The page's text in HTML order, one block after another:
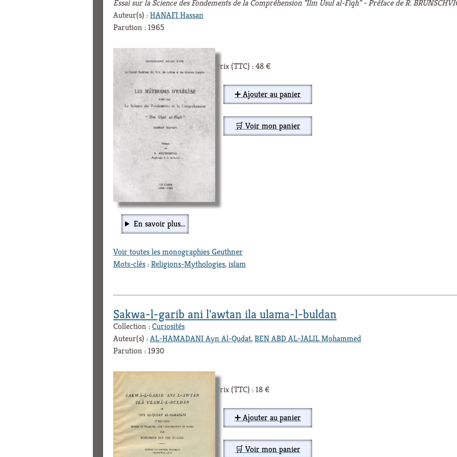
Essai sur la Science des Fondements de la Compréhension "Ilm Usul al-Fiqh" - Préface de R.
Auteur(s) :HANAFI Hassan
Parution : 1965
Prix (TTC) : 48 €
➕ Ajouter au panier
🛒 Voir mon panier
En savoir plus...
Voir toutes les monographies Geuthner
Mots-clés:Religions-Mythologies,islam
Sakwa-l-garib ani l'awtan ila ulama-l-buldan
Collection :Curiosités
Auteur(s) :AL-HAMADANI Ayn Al-Qudat,BEN ABD AL-JALIL Mohammed
Parution : 1930
Prix (TTC) : 18 €
➕ Ajouter au panier
🛒 Voir mon panier